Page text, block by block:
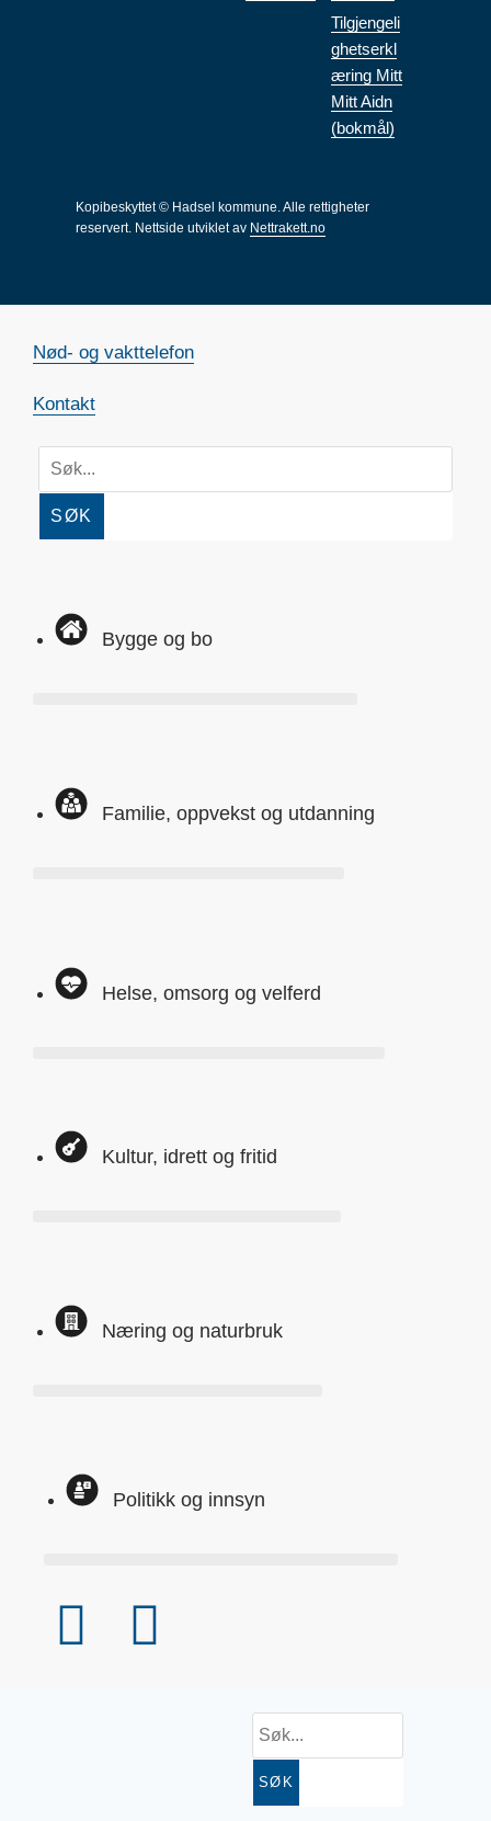
Tilgjengeli
ghetserkl
æring Mitt
Mitt Aidn
(bokmål)
Kopibeskyttet © Hadsel kommune. Alle rettigheter
reservert. Nettside utviklet av Nettrakett.no
Nød- og vakttelefon
Kontakt
SØK
Bygge og bo
Familie, oppvekst og utdanning
Helse, omsorg og velferd
Kultur, idrett og fritid
Næring og naturbruk
Politikk og innsyn
SØK